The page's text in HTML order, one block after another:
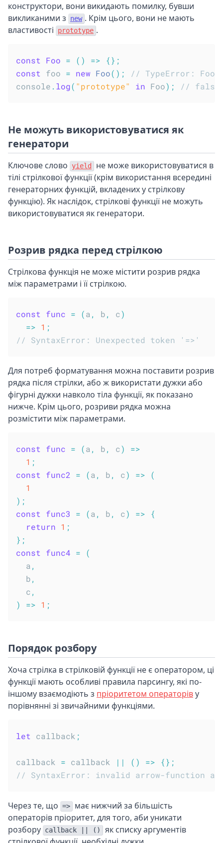
конструктори, вони викидають помилку, бувши
викликаними з
new . Крім цього, вони не мають
властивості
prototype .
const Foo = ( ) => {} ;
const foo = new Foo( ) ;
// TypeError: Foo
console . log( "prototype" in Foo) ; // false
Не можуть використовуватися як
генератори
Ключове слово yield
не може використовуватися в
тілі стрілкової функції (крім використання всередині
генераторних функцій, вкладених у стрілкову
функцію). Як наслідок, стрілкові функції не можуть
використовуватися як генератори.
Розрив рядка перед стрілкою
Стрілкова функція не може містити розрив рядка
між параметрами і її стрілкою.
const func = (a , b, c)
=> 1 ;
// SyntaxError: Unexpected token '=>'
Для потреб форматування можна поставити розрив
рядка після стрілки, або ж використати дужки або
фігурні дужки навколо тіла функції, як показано
нижче. Крім цього, розриви рядка можна
розмістити між параметрами.
const func = (a , b, c)
=>
1 ;
const
func2 = (a , b, c) =>
(
1
) ;
const
func3 = (a , b, c) =>
{
return 1 ;
} ;
const
func4 =
(
a ,
  b
,
  c
,
)
=> 1 ;
Порядок розбору
Хоча стрілка в стрілковій функції не є оператором, ці
функції мають особливі правила парсингу, які по-
іншому взаємодіють з пріоритетом операторіву
порівнянні зі звичайними функціями.
let callback ;
callback = callback || ( ) => {} ;
// SyntaxError: invalid arrow-function
Через те, що =>
має нижчий за більшість
операторів пріоритет, для того, аби уникати
розбору callback || ()
як списку аргументів